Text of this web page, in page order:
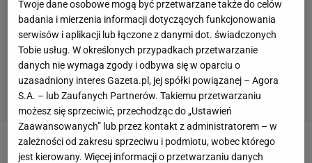
Niespodziewany transfer Tottenhamu
wymuszony przepisami Premier League
Twoje dane osobowe mogą być przetwarzane także do celów
badania i mierzenia informacji dotyczących funkcjonowania
serwisów i aplikacji lub łączone z danymi dot. świadczonych
Tobie usług. W określonych przypadkach przetwarzanie
danych nie wymaga zgody i odbywa się w oparciu o
uzasadniony interes Gazeta.pl, jej spółki powiązanej – Agora
S.A. – lub Zaufanych Partnerów. Takiemu przetwarzaniu
możesz się sprzeciwić, przechodząc do „Ustawień
Zaawansowanych” lub przez kontakt z administratorem – w
zależności od zakresu sprzeciwu i podmiotu, wobec którego
jest kierowany. Więcej informacji o przetwarzaniu danych